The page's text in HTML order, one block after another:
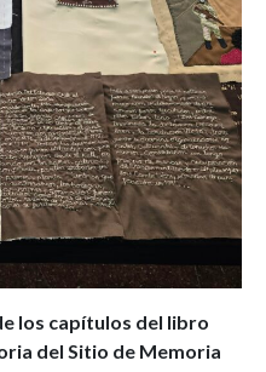
los capítulos del libro
del Sitio de Memoria